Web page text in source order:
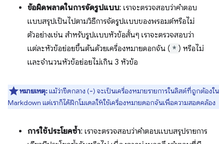
ข้อผิดพลาดในการจัดรูปแบบ: เราจะตรวจสอบว่าคำตอบ
แบบสรุปเป็นไปตามวิธีการจัดรูปแบบของพรอมต์หรือไม่
ตัวอย่างเช่น สำหรับรูปแบบหัวข้อสั้นๆ เราจะตรวจสอบว่า
แต่ละหัวข้อย่อยขึ้นต้นด้วยเครื่องหมายดอกจัน ( * ) หรือไม่
และจำนวนหัวข้อย่อยไม่เกิน 3 หัวข้อ
หมายเหตุ:แม้ว่าขีดกลาง (-) จะเป็นเครื่องหมายรายการในลิสต์ที่ถูกต้องใน
Markdown แต่เราก็ได้ฝึกโมเดลให้ใช้เครื่องหมายดอกจันเพื่อความสอดคล้อง
การใช้ประโยคซ้ำ: เราจะตรวจสอบว่าคำตอบแบบสรุปรายการ